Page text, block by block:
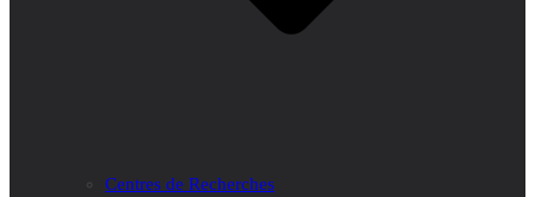
Centres de Recherches